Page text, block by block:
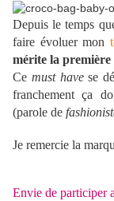
Depuis le temps
faire évoluer mon
mérite la première
Ce must havese
franchement ça
(parole de
Je remercie la
Envie de participer